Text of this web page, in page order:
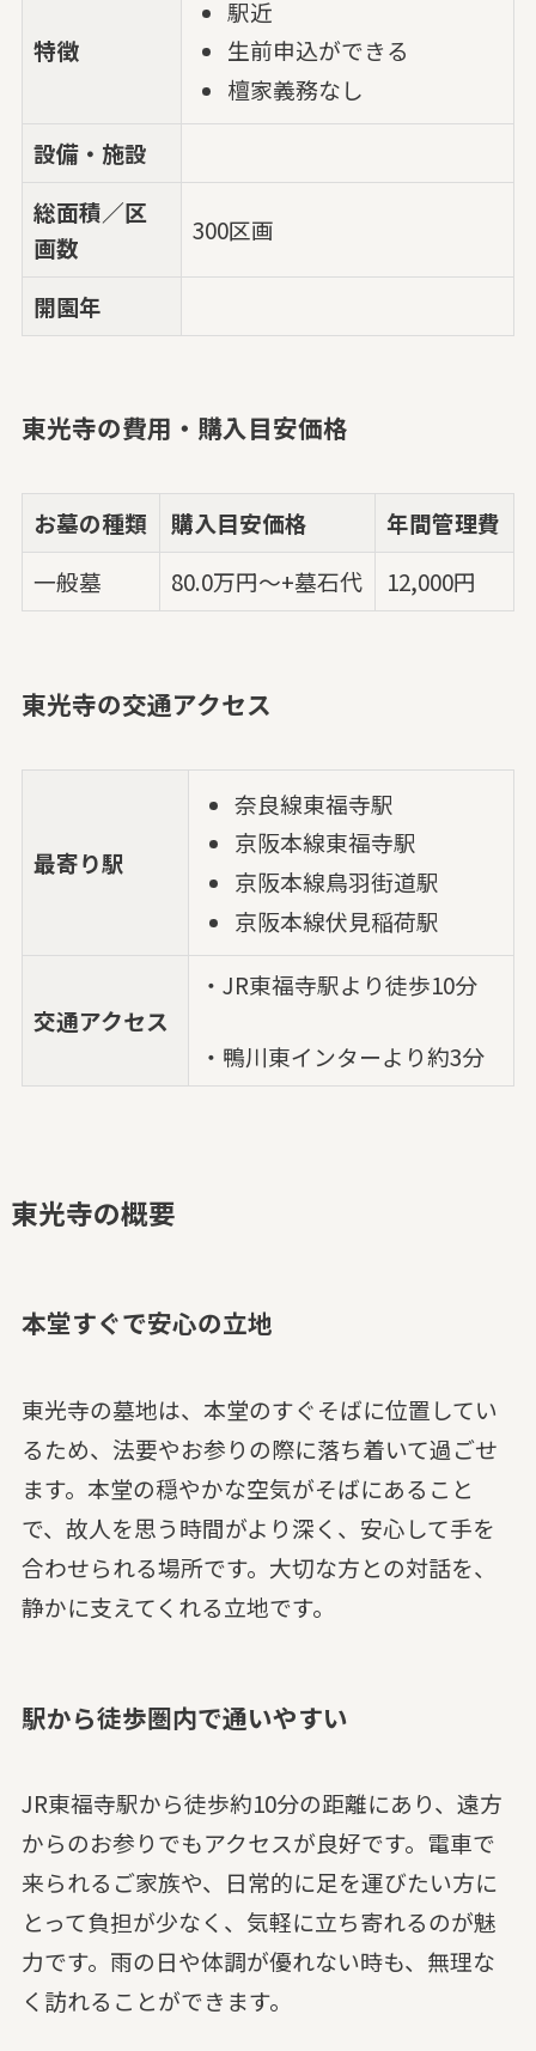
特徴
駅近
生前申込ができる
檀家義務なし
設備・施設
総面積／区
画数
300区画
開園年
東光寺の費用・購入目安価格
お墓の種類 購入目安価格
年間管理費
一般墓
80.0万円～+墓石代 12,000円
東光寺の交通アクセス
最寄り駅
奈良線東福寺駅
京阪本線東福寺駅
京阪本線鳥羽街道駅
京阪本線伏見稲荷駅
交通アクセス
・JR東福寺駅より徒歩10分
・鴨川東インターより約3分
東光寺の概要
本堂すぐで安心の立地
東光寺の墓地は、本堂のすぐそばに位置してい
るため、法要やお参りの際に落ち着いて過ごせ
ます。本堂の穏やかな空気がそばにあること
で、故人を思う時間がより深く、安心して手を
合わせられる場所です。大切な方との対話を、
静かに支えてくれる立地です。
駅から徒歩圏内で通いやすい
JR東福寺駅から徒歩約10分の距離にあり、遠方
からのお参りでもアクセスが良好です。電車で
来られるご家族や、日常的に足を運びたい方に
とって負担が少なく、気軽に立ち寄れるのが魅
力です。雨の日や体調が優れない時も、無理な
く訪れることができます。